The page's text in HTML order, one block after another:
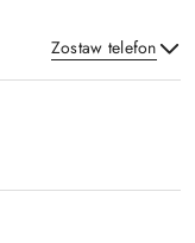
Zostaw telefon